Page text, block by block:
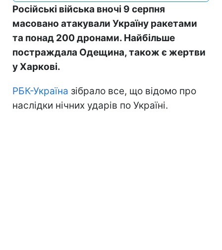
Російські війська вночі 9 серпня
масовано атакували Україну ракетами
та понад 200 дронами. Найбільше
постраждала Одещина, також є жертви
у Харкові.
РБК-Україна зібрало все, що відомо про
наслідки нічних ударів по Україні.